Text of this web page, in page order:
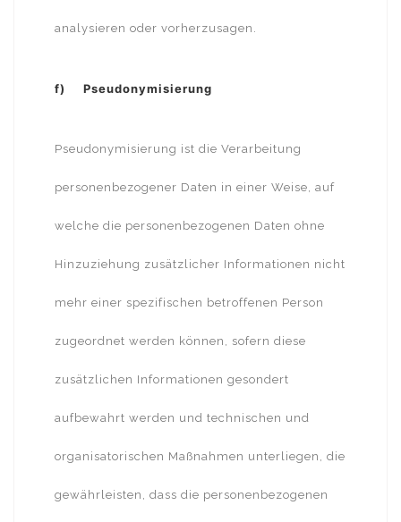
analysieren oder vorherzusagen.
f) Pseudonymisierung
Pseudonymisierung ist die Verarbeitung
personenbezogener Daten in einer Weise, auf
welche die personenbezogenen Daten ohne
Hinzuziehung zusätzlicher Informationen nicht
mehr einer spezifischen betroffenen Person
zugeordnet werden können, sofern diese
zusätzlichen Informationen gesondert
aufbewahrt werden und technischen und
organisatorischen Maßnahmen unterliegen, die
gewährleisten, dass die personenbezogenen